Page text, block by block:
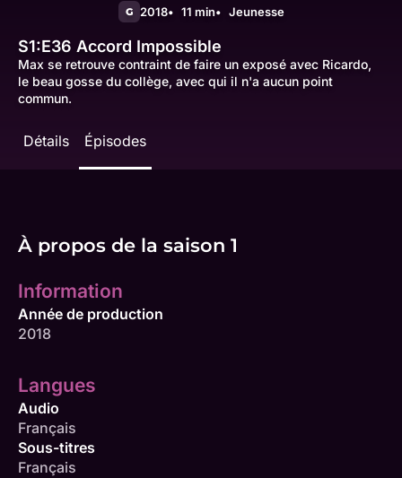
G 2018 11 min Jeunesse
S1:E36 Accord Impossible
Max se retrouve contraint de faire un exposé avec Ricardo,
le beau gosse du collège, avec qui il n'a aucun point
commun.
Détails Épisodes
À propos de la saison 1
Information
Année de production
2018
Langues
Audio
Français
Sous-titres
Français